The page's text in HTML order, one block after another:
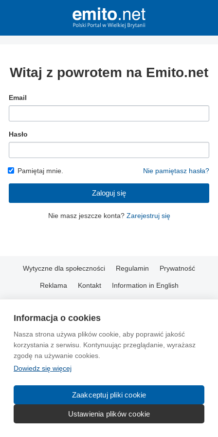
Informacja o cookies
Nasza strona używa plików cookie, aby poprawić jakość
korzystania z serwisu. Kontynuując przeglądanie, wyrażasz
zgodę na używanie cookies.
Dowiedz się więcej
Zaakceptuj pliki cookie
Ustawienia plików cookie
Witaj z powrotem na Emito.net
Email
Hasło
Pamiętaj mnie. Nie pamiętasz hasła?
Zaloguj się
Nie masz jeszcze konta? Zarejestruj się
Wytyczne dla społeczności Regulamin Prywatność
Reklama Kontakt Information in English